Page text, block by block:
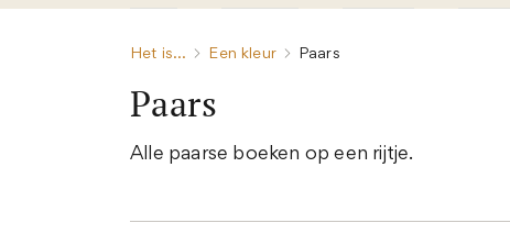
Het is... Een kleur Paars
Paars
Alle paarse boeken op een rijtje.